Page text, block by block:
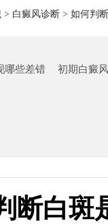
> 白癜风诊断 > 如何判
哪些差错 初期白癜风
断白斑